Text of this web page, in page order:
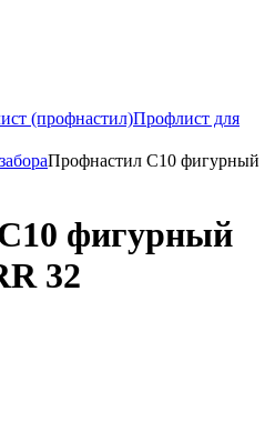
(профнастил)Профлист для
Профнастил С10 фигурный
фигурный
32